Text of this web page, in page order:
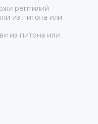
рептилий
из питона или
из питона или